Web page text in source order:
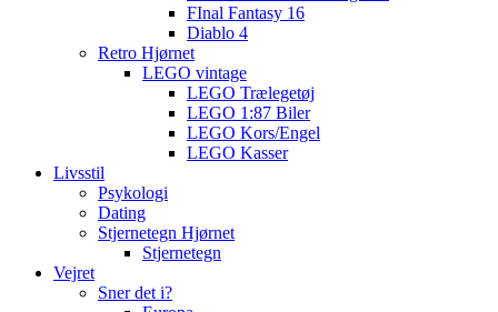
FInal Fantasy 16
Diablo 4
Retro Hjørnet
LEGO vintage
LEGO Trælegetøj
LEGO 1:87 Biler
LEGO Kors/Engel
LEGO Kasser
Livsstil
Psykologi
Dating
Stjernetegn Hjørnet
Stjernetegn
Vejret
Sner det i?